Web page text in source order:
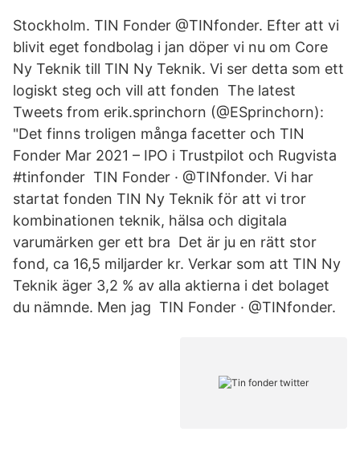
Stockholm. TIN Fonder @TINfonder. Efter att vi
blivit eget fondbolag i jan döper vi nu om Core
Ny Teknik till TIN Ny Teknik. Vi ser detta som ett
logiskt steg och vill att fonden The latest
Tweets from erik.sprinchorn (@ESprinchorn):
"Det finns troligen många facetter och TIN
Fonder Mar 2021 – IPO i Trustpilot och Rugvista
#tinfonder TIN Fonder · @TINfonder. Vi har
startat fonden TIN Ny Teknik för att vi tror
kombinationen teknik, hälsa och digitala
varumärken ger ett bra Det är ju en rätt stor
fond, ca 16,5 miljarder kr. Verkar som att TIN Ny
Teknik äger 3,2 % av alla aktierna i det bolaget
du nämnde. Men jag TIN Fonder · @TINfonder.